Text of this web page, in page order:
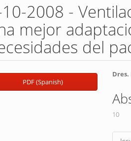
2008 -
mejor
del
PDF (Spanish)
10